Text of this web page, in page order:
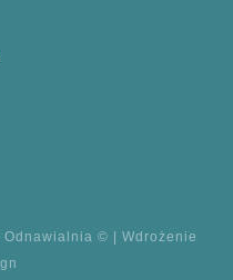
© | Wdrożenie